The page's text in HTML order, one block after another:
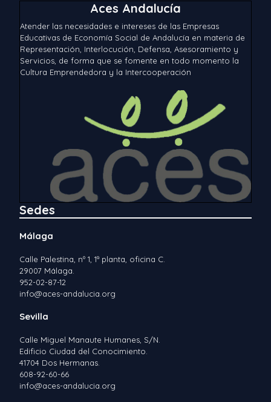
Aces Andalucía
Atender las necesidades e intereses de las Empresas
Educativas de Economía Social de Andalucía en materia de
Representación, Interlocución, Defensa, Asesoramiento y
Servicios, de forma que se fomente en todo momento la
Cultura Emprendedora y la Intercooperación
Sedes
Málaga
Calle Palestina, nº 1, 1ª planta, oficina C.
29007 Málaga.
952-02-87-12
info@aces-andalucia.org
Sevilla
Calle Miguel Manaute Humanes, S/N.
Edificio Ciudad del Conocimiento.
41704 Dos Hermanas.
608-92-60-66
info@aces-andalucia.org